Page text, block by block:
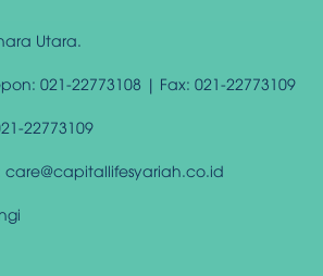
Utara.
021-22773108 | Fax: 021-22773109
22773109
care@capitallifesyariah.co.id